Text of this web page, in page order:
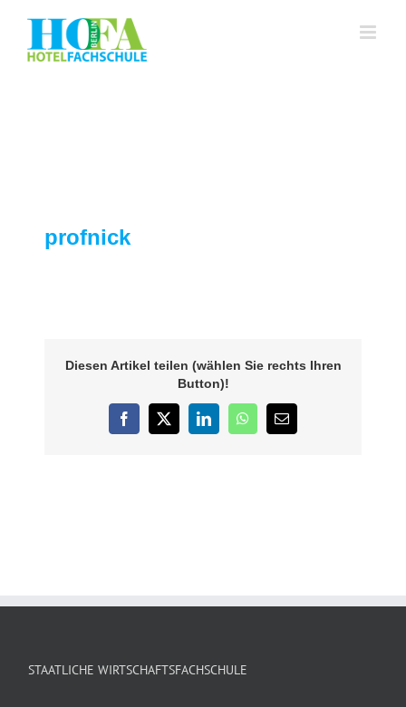
springen
profnick
Diesen Artikel teilen (wählen Sie rechts Ihren
Button)!
Facebook
X LinkedInWhatsApp
E-
Mail
STAATLICHE WIRTSCHAFTSFACHSCHULE